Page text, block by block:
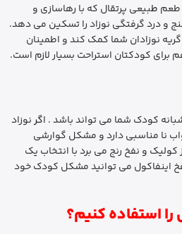
طعم طبیعی پرتقال که با رهاسازی و
و درد گرفتگی نوزاد را تسکین می دهد.
نوزادان شما کمک کند و اطمینان
کودکتان استراحت بسیار لازم است.
کودک شما می تواند باشد . اگرنوزاد
نا مناسبی دارد و مشکل گوارشی
کولیک و نفخ رنج می برد با انتخاب یک
اینفاکول می توانید مشکل کودک خود
استفاده کنیم؟